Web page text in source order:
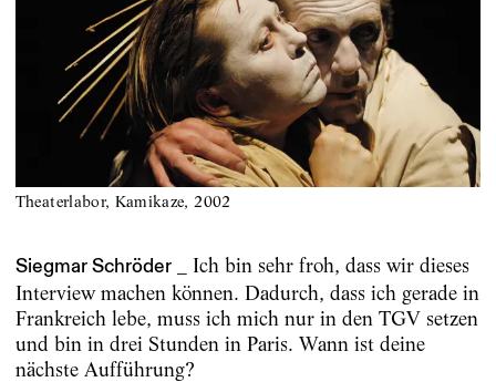
Theaterlabor, Kamikaze, 2002
Siegmar Schröder_ Ich bin sehr froh, dass wir dieses
Interview machen können. Dadurch, dass ich gerade in
Frankreich lebe, muss ich mich nur in den TGV setzen
und bin in drei Stunden in Paris. Wann ist deine
nächste Aufführung?